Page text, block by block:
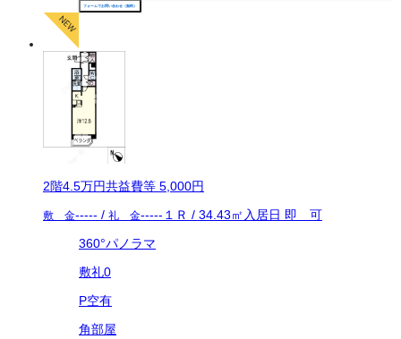
フォームでお問い合わせ（無料）
2階4.5万円共益費等 5,000円
敷 金----- / 礼 金----- １Ｒ / 34.43㎡ 入居日 即 可
360°パノラマ
敷礼0
P空有
角部屋